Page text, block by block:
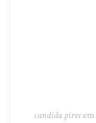
candida piresem